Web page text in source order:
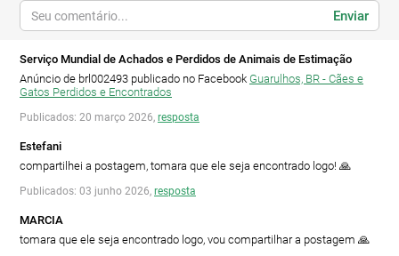
Enviar
Serviço Mundial de Achados e Perdidos de Animais de Estimação
Anúncio de brl002493 publicado no Facebook Guarulhos, BR - Cães e
Gatos Perdidos e Encontrados
Publicados: 20 março 2026, resposta
Estefani
compartilhei a postagem, tomara que ele seja encontrado logo! 🙏
Publicados: 03 junho 2026, resposta
MARCIA
tomara que ele seja encontrado logo, vou compartilhar a postagem 🙏